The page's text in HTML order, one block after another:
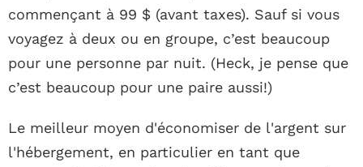
commençant à 99 $ (avant taxes). Sauf si vous
voyagez à deux ou en groupe, c’est beaucoup
pour une personne par nuit. (Heck, je pense que
c’est beaucoup pour une paire aussi!)
Le meilleur moyen d'économiser de l'argent sur
l'hébergement, en particulier en tant que